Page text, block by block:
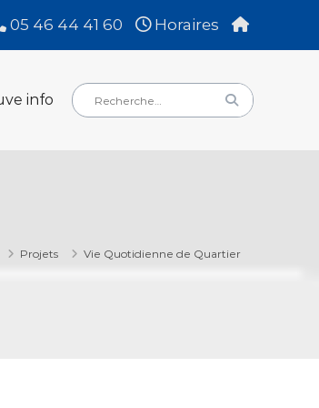
05 46 44 41 60 Horaires
info
Rechercher
:
Rechercher
Projets Vie Quotidienne de Quartier